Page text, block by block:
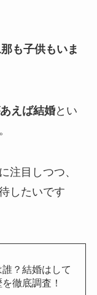
も子供もいま
えば結婚とい
注目しつつ、
したいです
？結婚はして
徹底調査！